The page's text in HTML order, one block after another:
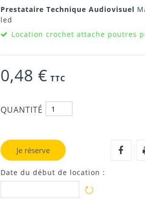
Prestataire Technique Audiovisuel
led
Location crochet attache poutres
0,48 € TTC
QUANTITÉ
Je réserve
Date du début de location :